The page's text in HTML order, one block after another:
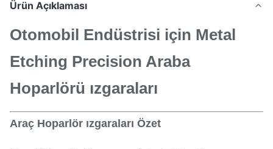
Ürün Açıklaması
Otomobil Endüstrisi için Metal
Etching Precision Araba
Hoparlörü ızgaraları
Araç Hoparlör ızgaraları Özet